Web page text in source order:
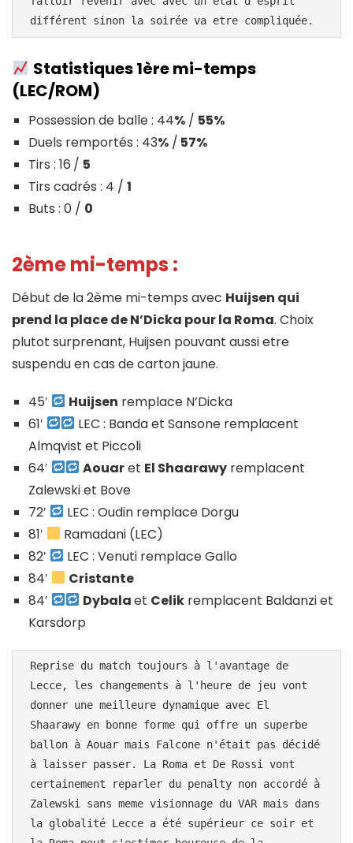
Statistiques 1ère mi-temps
(LEC/ROM)
Possession de balle : 44%/ 55%
Duels remportés : 43%/ 57%
Tirs : 16 / 5
Tirs cadrés : 4 / 1
Buts : 0 / 0
2ème mi-temps :
Début de la 2ème mi-temps avec Huijsen qui
prend la place de N’Dicka pour la Roma. Choix
plutot surprenant, Huijsen pouvant aussi etre
suspendu en cas de carton jaune.
45′ Huijsen remplace N’Dicka
61′
LEC : Banda et Sansone remplacent
Almqvist et Piccoli
64′
Aouaret El Shaarawy remplacent
Zalewski et Bove
72′
LEC : Oudin remplace Dorgu
81′
Ramadani (LEC)
82′
LEC : Venuti remplace Gallo
84′
Cristante
84′
Dybalaet Celik remplacent Baldanzi et
Karsdorp
Reprise du match toujours à l'avantage de
Lecce, les changements à l'heure de jeu vont
donner une meilleure dynamique avec El
Shaarawy en bonne forme qui offre un superbe
ballon à Aouar mais Falcone n'était pas décidé
à laisser passer. La Roma et De Rossi vont
certainement reparler du penalty non accordé à
Zalewski sans meme visionnage du VAR mais dans
la globalité Lecce a été supérieur ce soir et